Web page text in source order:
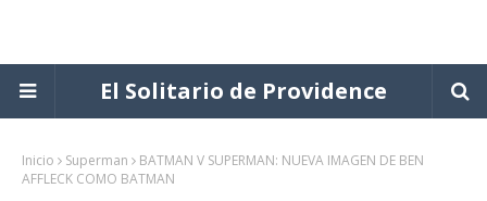
El Solitario de Providence
Inicio Superman
BATMAN V SUPERMAN: NUEVA IMAGEN DE BEN
AFFLECK COMO BATMAN